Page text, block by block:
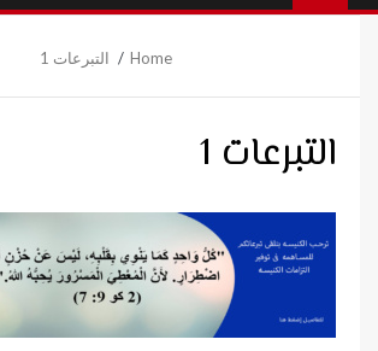
Home التبرعات 1
التبرعات 1